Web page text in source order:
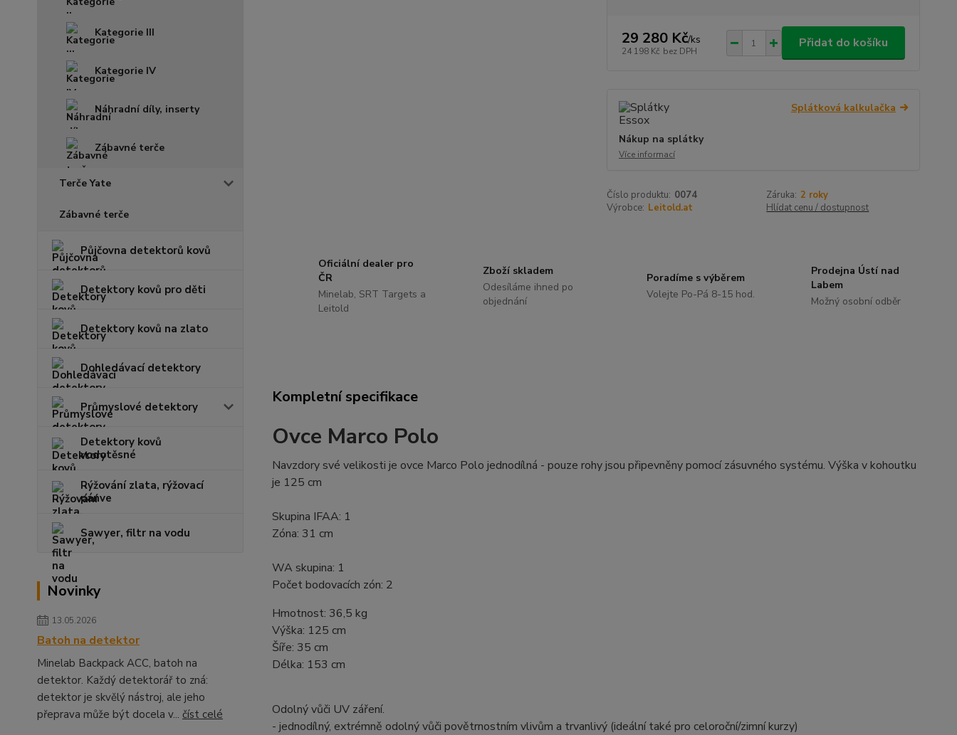
Kategorie III
Kategorie IV
Náhradní díly, inserty
Zábavné terče
Terče Yate
Zábavné terče
Půjčovna detektorů kovů
Detektory kovů pro děti
Detektory kovů na zlato
Dohledávací detektory
Průmyslové detektory
Detektory kovů
vodotěsné
Rýžování zlata, rýžovací
pánve
Sawyer, filtr na vodu
Novinky
13.05.2026
Batoh na detektor
Minelab Backpack ACC, batoh na
detektor. Každý detektorář to zná:
detektor je skvělý nástroj, ale jeho
přeprava může být docela v... číst celé
29 280 Kč/ks
24 198 Kč bez DPH
Přidat do košíku
Splátková kalkulačka
Nákup na splátky
Více informací
Číslo produktu: 0074 Záruka: 2 roky
Výrobce: Leitold.at Hlídat cenu / dostupnost
Oficiální dealer pro
ČR
Minelab, SRT Targets a
Leitold
Zboží skladem
Odesíláme ihned po
objednání
Poradíme s výběrem
Volejte Po-Pá 8-15 hod.
Prodejna Ústí nad
Labem
Možný osobní odběr
Kompletní specifikace
Ovce Marco Polo
Navzdory své velikosti je ovce Marco Polo jednodílná - pouze rohy jsou připevněny pomocí zásuvného systému. Výška v kohoutku
je 125 cm
Skupina IFAA: 1
Zóna: 31 cm
WA skupina: 1
Počet bodovacích zón: 2
Hmotnost: 36,5 kg
Výška: 125 cm
Šíře: 35 cm
Délka: 153 cm
Odolný vůči UV záření.
- jednodílný, extrémně odolný vůči povětrnostním vlivům a trvanlivý (ideální také pro celoroční/zimní kurzy)